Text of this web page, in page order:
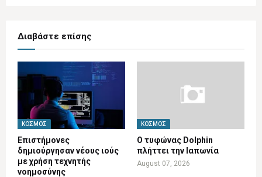
Διαβάστε επίσης
ΚΌΣΜΟΣ
Επιστήμονες
δημιούργησαν νέους ιούς
με χρήση τεχνητής
νοημοσύνης
ΚΌΣΜΟΣ
Ο τυφώνας Dolphin
πλήττει την Ιαπωνία
August 07, 2026